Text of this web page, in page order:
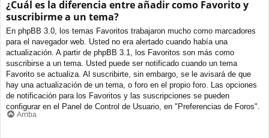
¿Cuál es la diferencia entre añadir como Favorito y
suscribirme a un tema?
En phpBB 3.0, los temas Favoritos trabajaron mucho como marcadores
para el navegador web. Usted no era alertado cuando había una
actualización. A partir de phpBB 3.1, los Favoritos son más como
suscribirse a un tema. Usted puede ser notificado cuando un tema
Favorito se actualiza. Al suscribirte, sin embargo, se le avisará de que
hay una actualización de un tema, o foro en el propio foro. Las opciones
de notificación para los Favoritos y las suscripciones se pueden
configurar en el Panel de Control de Usuario, en "Preferencias de Foros".
Arriba